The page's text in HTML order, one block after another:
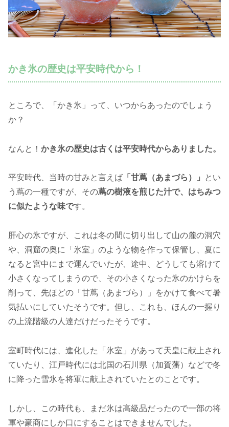
かき氷の歴史は平安時代から！
ところで、「かき氷」って、いつからあったのでしょう
か？
なんと！ かき氷の歴史は古くは平安時代からありました。
平安時代、当時の甘みと言えば 「甘蔦（あまづら）」
とい
う蔦の一種ですが、その蔦の樹液を煎じた汁で、はちみつ
に似たような味です。
肝心の氷ですが、これは冬の間に切り出して山の麓の洞穴
や、洞窟の奥に「氷室」のような物を作って保管し、夏に
なると宮中にまで運んでいたが、途中、どうしても溶けて
小さくなってしまうので、その小さくなった氷のかけらを
削って、先ほどの「甘蔦（あまづら）」をかけて食べて暑
気払いにしていたそうです。但し、これも、ほんの一握り
の上流階級の人達だけだったそうです。
室町時代には、進化した「氷室」があって天皇に献上され
ていたり、江戸時代には北国の石川県（加賀藩）などで冬
に降った雪氷を将軍に献上されていたとのことです。
しかし、この時代も、まだ氷は高級品だったので一部の将
軍や豪商にしか口にすることはできませんでした。